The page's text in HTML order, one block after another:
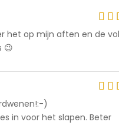
5
het op mijn aften en de
😉
5
)
in voor het slapen. Beter